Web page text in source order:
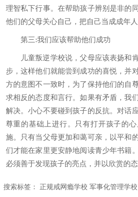
理智私下行事。在帮助孩子辨别是非的
他们的父母关心自己，把自己当成成年人
第三:我们应该帮助他们成功
儿童叛逆学校说，父母应该表扬和
步，这样他们就能尝到成功的喜悦，并
方的意图不一致时，为了保持他们的自
求相反的态度和言行。如果有矛盾，我
解决。小心不要碰到孩子的反抗。对话
尊重的基础上进行。只有打开孩子的
施。只有当父母更加和蔼可亲，以平和
们才能在家里更安静地阅读青少年书籍
必须善于发现孩子的亮点，并以欣赏的态
搜索标签： 正规戒网瘾学校 军事化管理学校